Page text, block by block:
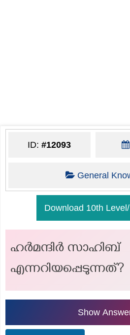
ID:#12093
General
Download 10th
ഹർമന്ദിർ സാഹിബ്
എന്നറിയപ്പെടുന്നത്?
Show